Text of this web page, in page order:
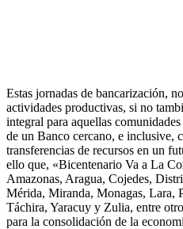
Estas jornadas de bancarización,
actividades productivas, si no
integral para aquellas
de un Banco cercano, e inclusive,
transferencias de recursos en un
ello que, «Bicentenario Va a La
Amazonas, Aragua, Cojedes,
Mérida, Miranda, Monagas, Lara,
Táchira, Yaracuy y Zulia, entre
para la consolidación de la